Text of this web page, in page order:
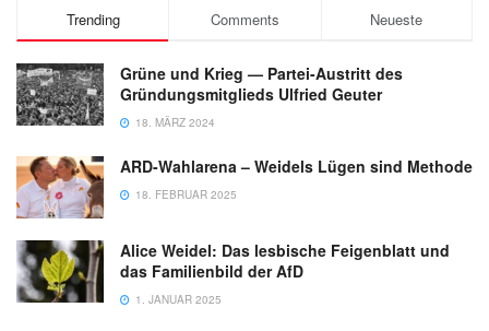
Trending Comments Neueste
Grüne und Krieg — Partei-Austritt des
Gründungsmitglieds Ulfried Geuter
18. MÄRZ 2024
ARD-Wahlarena – Weidels Lügen sind Methode
18. FEBRUAR 2025
Alice Weidel: Das lesbische Feigenblatt und
das Familienbild der AfD
1. JANUAR 2025